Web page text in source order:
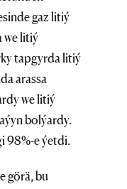
gaz litiý
we litiý
tapgyrda litiý
arassa
we litiý
bolýardy.
98%-e ýetdi.
görä, bu